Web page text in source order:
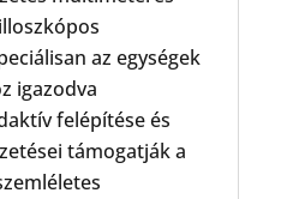
az egységek
igazodva
felépítése és
támogatják a